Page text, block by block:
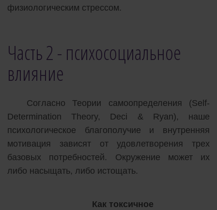
физиологическим стрессом.
Часть 2 - психосоциальное
влияние
Согласно Теории самоопределения (Self-
Determination Theory, Deci & Ryan), наше
психологическое благополучие и внутренняя
мотивация зависят от удовлетворения трех
базовых потребностей. Окружение может их
либо насыщать, либо истощать.
Как токсичное